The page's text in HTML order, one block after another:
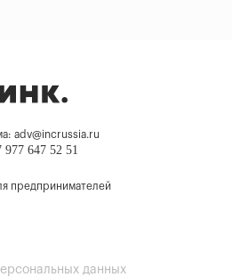
adv@incrussia.ru
977 647 52 51
предпринимателей
данных